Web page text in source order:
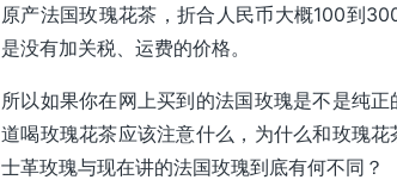
原产法国玫瑰花茶，折合人民币大概100到
是没有加关税、运费的价格。
所以如果你在网上买到的法国玫瑰是不是纯
道喝玫瑰花茶应该注意什么，为什么和玫瑰
士革玫瑰与现在讲的法国玫瑰到底有何不同？